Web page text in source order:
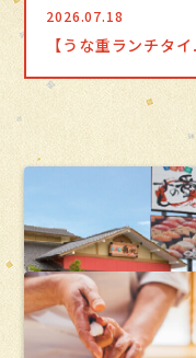
2026.07.18
【うな重ランチタイ